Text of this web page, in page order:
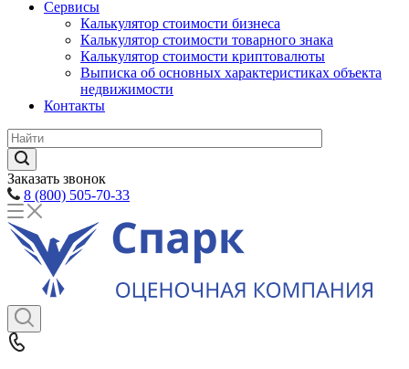
Сервисы
Калькулятор стоимости бизнеса
Калькулятор стоимости товарного знака
Калькулятор стоимости криптовалюты
Выписка об основных характеристиках объекта
недвижимости
Контакты
Заказать звонок
8 (800) 505-70-33